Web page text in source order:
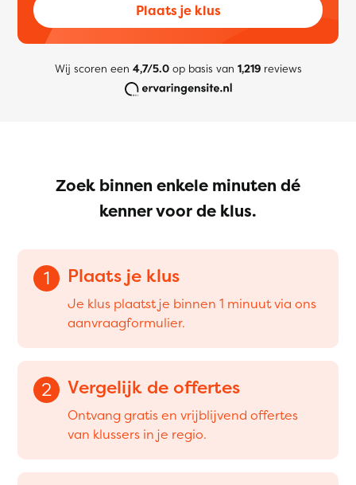
Plaats je klus
Wij scoren een 4,7/5.0op basis van 1,219reviews
Zoek binnen enkele minuten dé
kenner voor de klus.
1 Plaats je klus
Je klus plaatst je binnen 1 minuut via ons
aanvraagformulier.
2 Vergelijk de offertes
Ontvang gratis en vrijblijvend offertes
van klussers in je regio.